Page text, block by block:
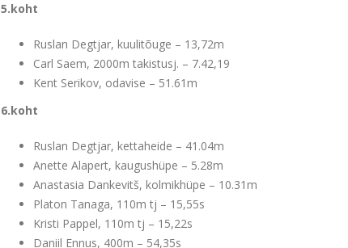
5.koht
Ruslan Degtjar, kuulitõuge – 13,72m
Carl Saem, 2000m takistusj. – 7.42,19
Kent Serikov, odavise – 51.61m
6.koht
Ruslan Degtjar, kettaheide – 41.04m
Anette Alapert, kaugushüpe – 5.28m
Anastasia Dankevitš, kolmikhüpe – 10.31m
Platon Tanaga, 110m tj – 15,55s
Kristi Pappel, 110m tj – 15,22s
Daniil Ennus, 400m – 54,35s